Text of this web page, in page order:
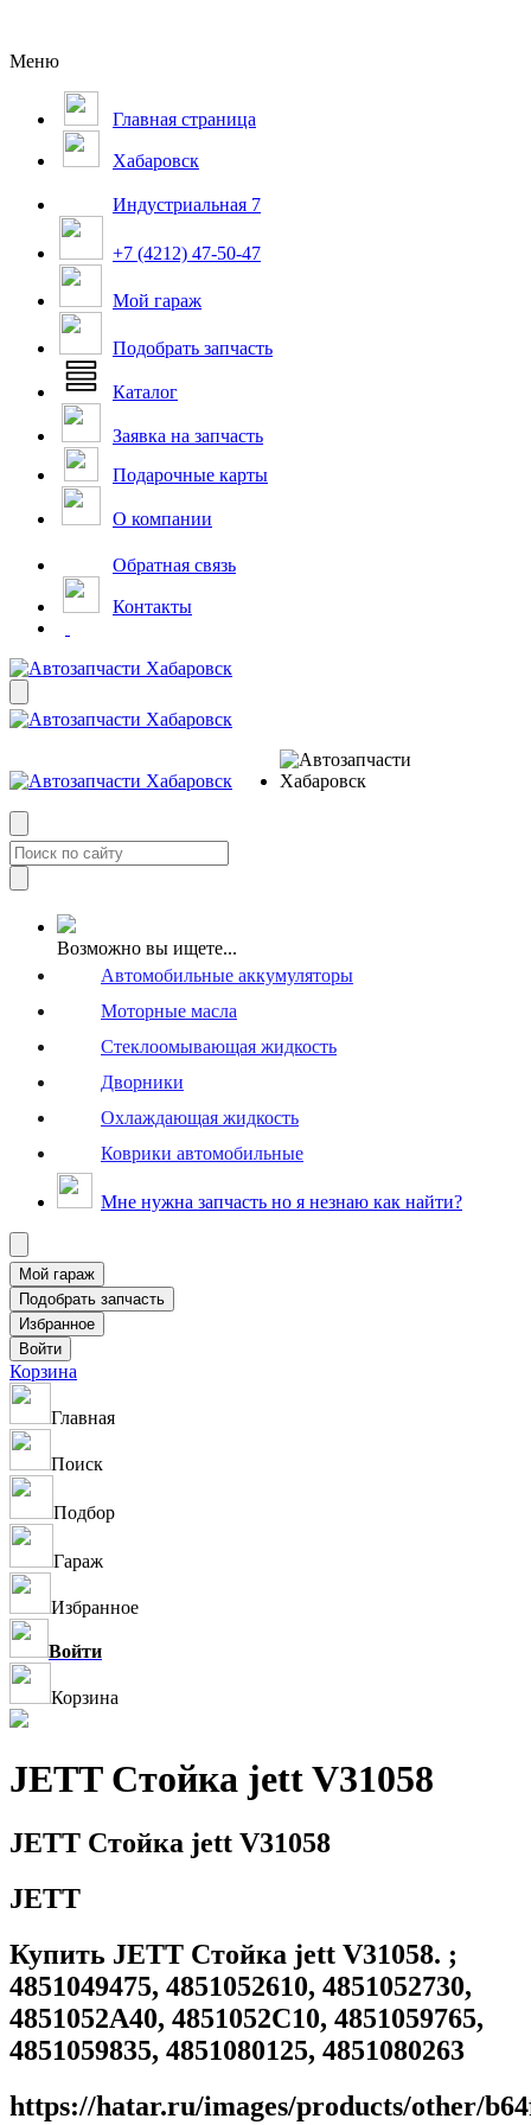
Меню
Главная страница
Хабаровск
Индустриальная 7
+7 (4212) 47-50-47
Мой гараж
Подобрать запчасть
Каталог
Заявка на запчасть
Подарочные карты
О компании
Обратная связь
Контакты
Возможно вы ищете...
Автомобильные аккумуляторы
Моторные масла
Стеклоомывающая жидкость
Дворники
Охлаждающая жидкость
Коврики автомобильные
Мне нужна запчасть но я незнаю как найти?
Корзина
Главная
Поиск
Подбор
Гараж
Избранное
Войти
Корзина
JETT Стойка jett V31058
JETT Стойка jett V31058
JETT
Купить JETT Стойка jett V31058. ;
4851049475, 4851052610, 4851052730,
4851052A40, 4851052C10, 4851059765,
4851059835, 4851080125, 4851080263
https://hatar.ru/images/products/other/